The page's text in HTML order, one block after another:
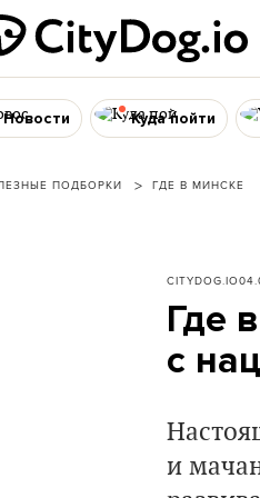
Новости Куда пойти
ПОДБОРКИ ГДЕ В МИНСКЕ
CITYDOG.IO
Где
с
и